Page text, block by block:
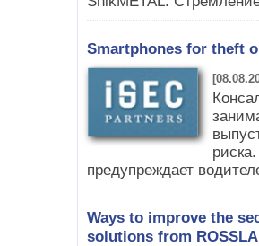
Smartphones for theft
предупреждает
Ways to improve the
solutions from